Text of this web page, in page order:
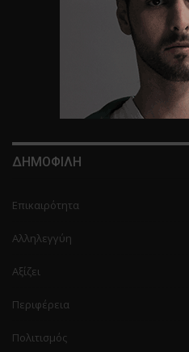
ΔΗΜΟΦΙΛΗ
Επικαιρότητα
Αλληλεγγύη
Αξίζει
Περιφέρεια
Πολιτισμός